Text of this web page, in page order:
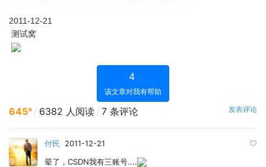
2011-12-21
测试窝
4
该文章对我有帮助
645° / 6382 人阅读 / 7 条评论 发表评论
付民 2011-12-21
晕了，CSDN我有三账号....